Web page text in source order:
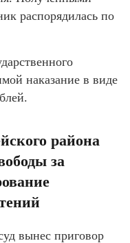
распорядилась по
наказание в виде
района
за
вынес приговор